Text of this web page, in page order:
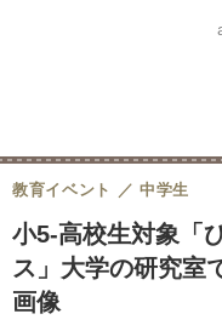
8月
小5-高校生対象「
ス」大学の研究室
画像
教育イベント 中学生